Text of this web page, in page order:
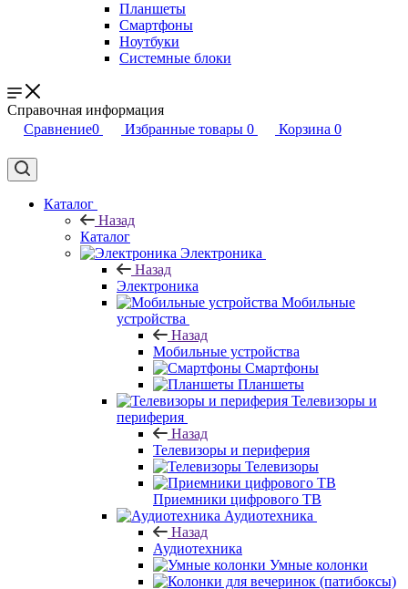
Планшеты
Смартфоны
Ноутбуки
Системные блоки
Справочная информация
Сравнение0 Избранные товары 0 Корзина 0
Каталог
Назад
Каталог
Электроника
Назад
Электроника
Мобильные
устройства
Назад
Мобильные устройства
Смартфоны
Планшеты
Телевизоры и
периферия
Назад
Телевизоры и периферия
Телевизоры
Приемники цифрового ТВ
Аудиотехника
Назад
Аудиотехника
Умные колонки